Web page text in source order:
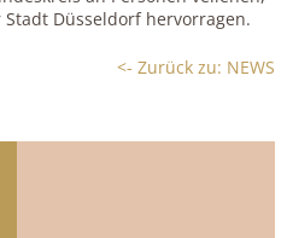
Düsseldorf hervorragen.
<- Zurück zu: NEWS